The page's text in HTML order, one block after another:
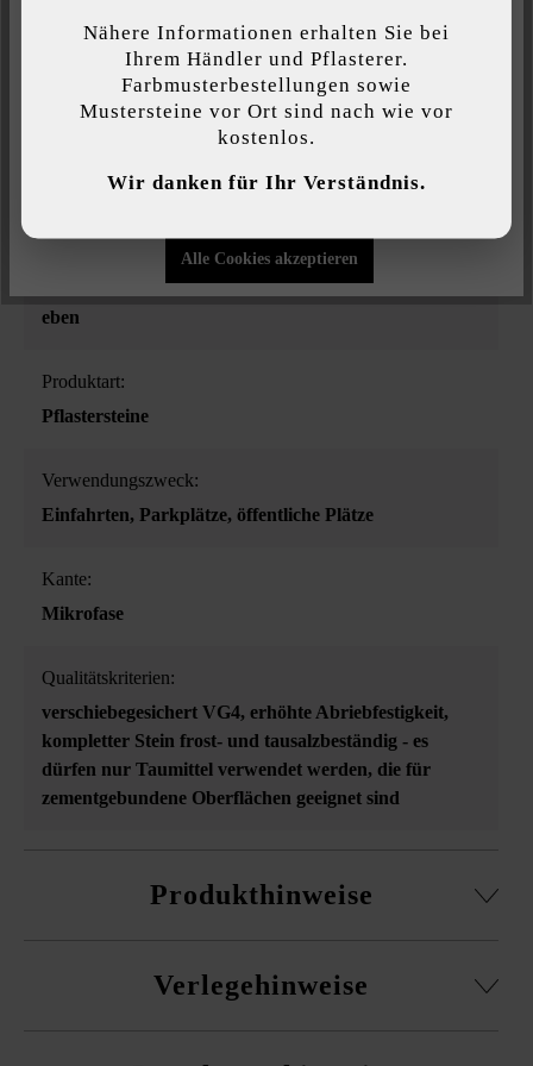
Belastbarkeit:
überwiegend Pkw-Nutzung mit gelegentlichem
Lieferverkehr bis 7,5 t
Oberflächenstruktur:
eben
Produktart:
Pflastersteine
Verwendungszweck:
Einfahrten, Parkplätze, öffentliche Plätze
Kante:
Mikrofase
Qualitätskriterien:
verschiebegesichert VG4, erhöhte Abriebfestigkeit,
kompletter Stein frost- und tausalzbeständig - es
dürfen nur Taumittel verwendet werden, die für
zementgebundene Oberflächen geeignet sind
Produkthinweise
maschinell verlegbarVerlegehinweise
Funktionalität bieten zu können...Mehr Informationen
Individuelle Einstellungen
Alle Cookies akzeptieren
Nähere Informationen erhalten Sie bei
Ihrem Händler und Pflasterer.
Farbmusterbestellungen sowie
Mustersteine vor Ort sind nach wie vor
kostenlos.
Wir danken für Ihr Verständnis.